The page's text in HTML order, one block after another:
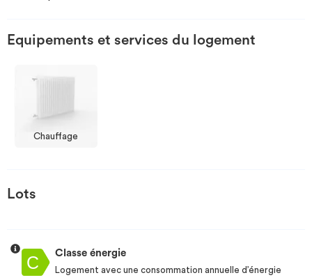
Blog
Equipements et services du logement
Chauffage
Lots
Classe énergie
Logement avec une consommation annuelle d’énergie